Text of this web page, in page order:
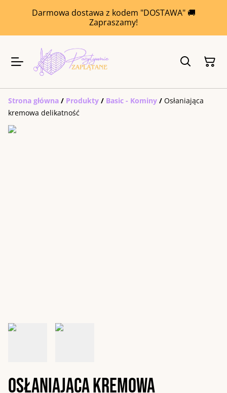
Darmowa dostawa z kodem "DOSTAWA" 🚚
Zapraszamy!
Strona główna / Produkty / Basic - Kominy / Osłaniająca
kremowa delikatność
Osłaniająca kremowa